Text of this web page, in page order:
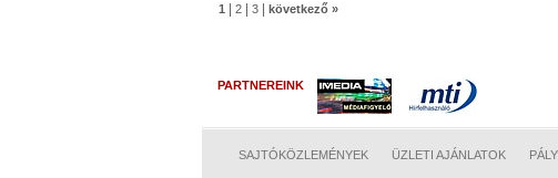
1 2 3 következő »
PARTNEREINK
SAJTÓKÖZLEMÉNYEK ÜZLETI AJÁNLATOK